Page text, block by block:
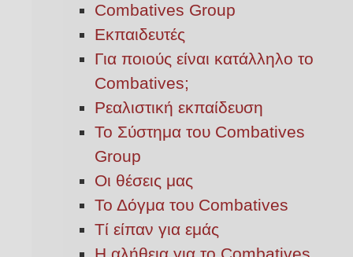
Combatives Group
Εκπαιδευτές
Για ποιούς είναι κατάλληλο το
Combatives;
Ρεαλιστική εκπαίδευση
Το Σύστημα του Combatives
Group
Οι θέσεις μας
Το Δόγμα του Combatives
Τί είπαν για εμάς